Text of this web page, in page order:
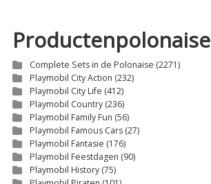
Productenpolonaise
Complete Sets in de Polonaise (2271)
Playmobil City Action (232)
Playmobil City Life (412)
Playmobil Country (236)
Playmobil Family Fun (56)
Playmobil Famous Cars (27)
Playmobil Fantasie (176)
Playmobil Feestdagen (90)
Playmobil History (75)